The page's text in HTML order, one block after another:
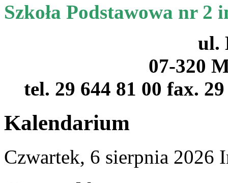
Szkoła Podstawowa nr
ul.
07-320
tel. 29 644 81 00 fax.
Kalendarium
Czwartek, 6 sierpnia 2026